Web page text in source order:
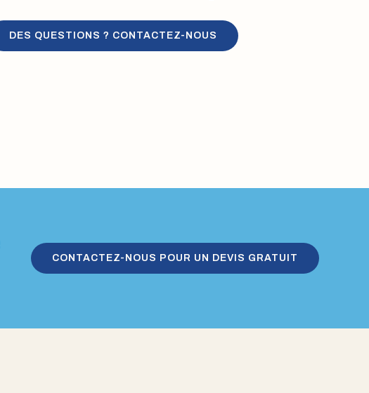
DES QUESTIONS ? CONTACTEZ-NOUS
CONTACTEZ-NOUS POUR UN DEVIS GRATUIT